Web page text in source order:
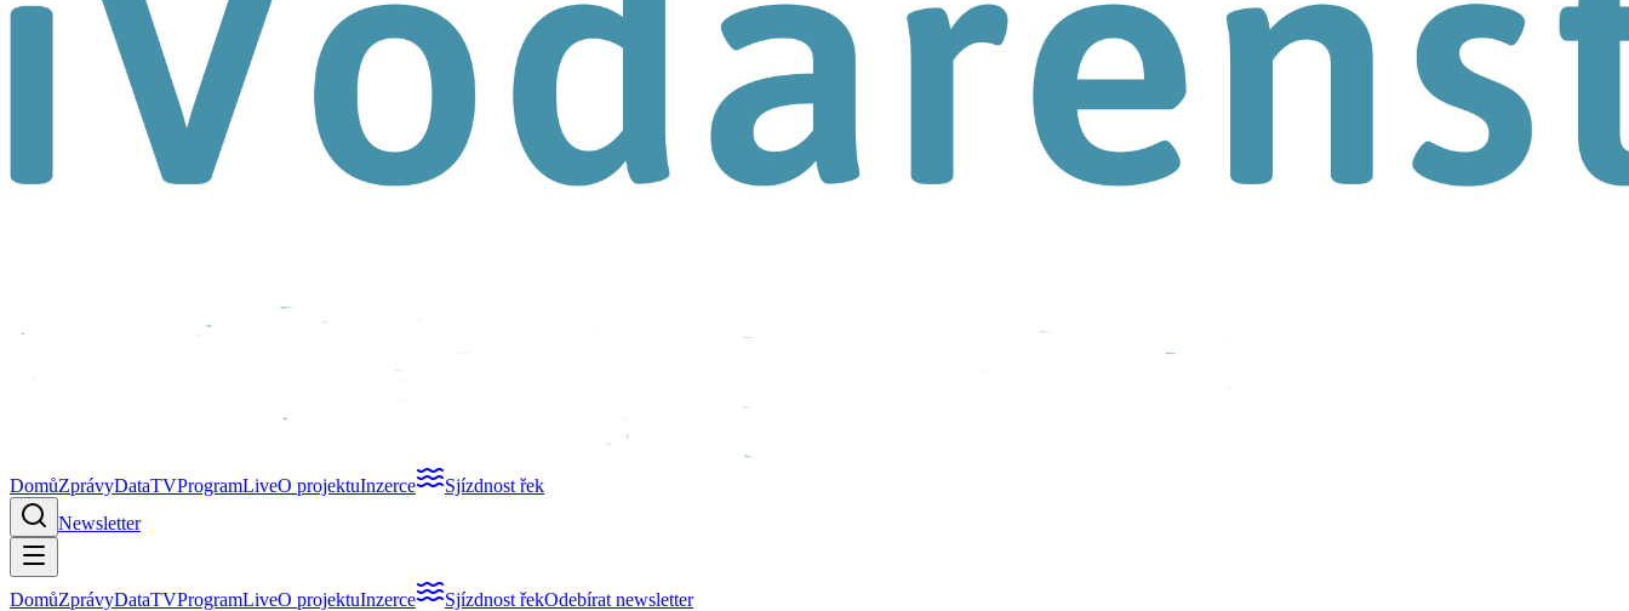
DomůZprávyDataTVProgramLiveO projektuInzerce
Sjízdnost řek
Newsletter
DomůZprávyDataTVProgramLiveO projektuInzerce Sjízdnost řekOdebírat newsletter